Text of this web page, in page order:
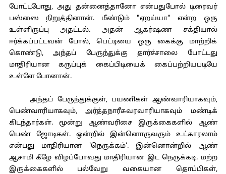
போட்டபோது, அது தன்னைத்தானோ என்பதுபோல் டிரைவர்
பஸ்ஸை நிறுத்தினான். மீண்டும் "ஏறய்யா" என்ற ஒரு
உள்ளிருப்பு அதட்டல். அதன் ஆகர்ஷண சக்தியால்
ஈர்க்கப்பட்டவன் போல், பெட்டியை ஒரு கைக்கு மாற்றிக்
கொண்டு, அந்தப் பேருந்துக்கு தார்ச்சாலை போட்டது
மாதிரியான கருப்புக் கைப்பிடியைக் கைப்பற்றியபடியே
உள்ளே போனான்.
அந்தப் பேருந்துக்குள், பயணிகள் ஆண்வாரியாகவும்,
பெண்வாரியாகவும், அர்த்தநாரீசுவரவாரியாகவும் மண்டிக்
கிடந்தார்கள். மூன்று ஆண்வரிசை இருக்கைகளில் ஆண்
பெண் ஜோடிகள். ஒன்றில் இன்னொருவரும் உட்காரலாம்
என்பது மாதிரியான 'நெருக்கம்'. இன்னொன்றில் ஆண்
ஆசாமி கீழே விழப்போவது மாதிரியான இட நெருக்கடி. மற்ற
இருக்கைகளில் பல்வேறு வகையான தொப்பிகள்,